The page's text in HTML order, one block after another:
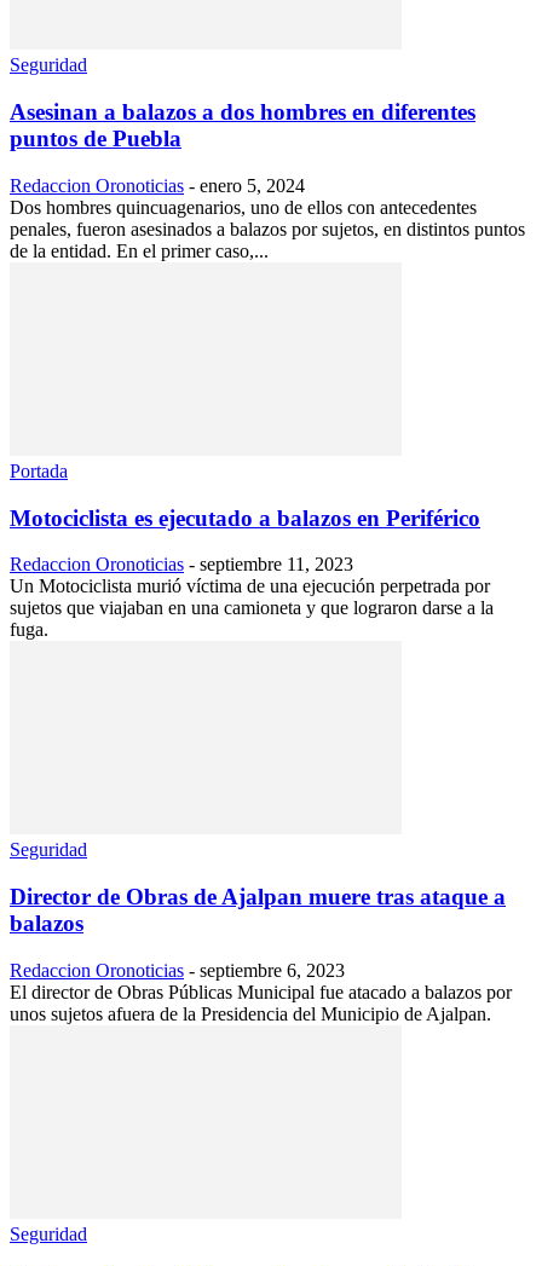
Seguridad
Asesinan a balazos a dos hombres en diferentes
puntos de Puebla
Redaccion Oronoticias - enero 5, 2024
Dos hombres quincuagenarios, uno de ellos con antecedentes
penales, fueron asesinados a balazos por sujetos, en distintos puntos
de la entidad. En el primer caso,...
Portada
Motociclista es ejecutado a balazos en Periférico
Redaccion Oronoticias - septiembre 11, 2023
Un Motociclista murió víctima de una ejecución perpetrada por
sujetos que viajaban en una camioneta y que lograron darse a la
fuga.
Seguridad
Director de Obras de Ajalpan muere tras ataque a
balazos
Redaccion Oronoticias - septiembre 6, 2023
El director de Obras Públicas Municipal fue atacado a balazos por
unos sujetos afuera de la Presidencia del Municipio de Ajalpan.
Seguridad